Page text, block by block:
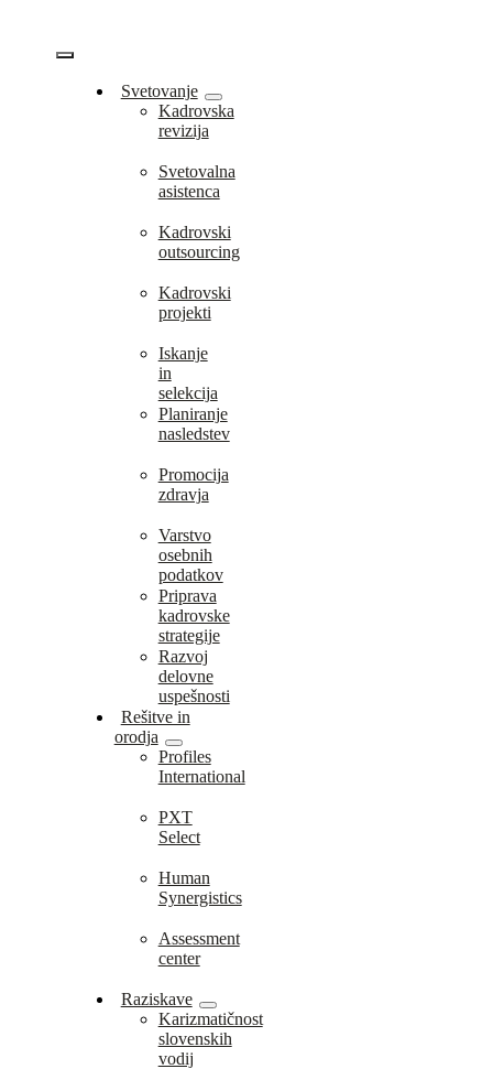
content
Vklopi/Izklopi
navigacijo
Svetovanje
Kadrovska
revizija
Svetovalna
asistenca
Kadrovski
outsourcing
Kadrovski
projekti
Iskanje
in
selekcija
Planiranje
nasledstev
Promocija
zdravja
Varstvo
osebnih
podatkov
Priprava
kadrovske
strategije
Razvoj
delovne
uspešnosti
Rešitve in
orodja
Profiles
International
PXT
Select
Human
Synergistics
Assessment
center
Raziskave
Karizmatičnost
slovenskih
vodij